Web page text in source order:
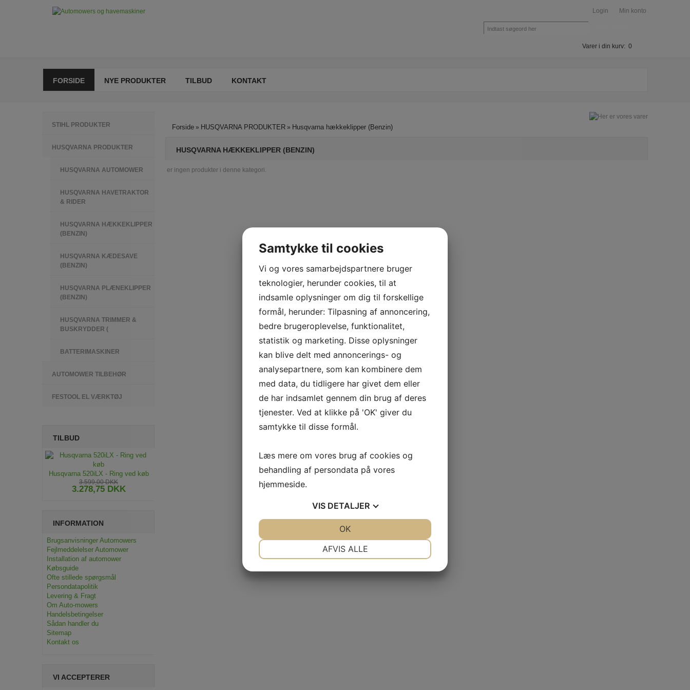
Min konto
Login
Varer i din kurv: 0
FORSIDE NYE PRODUKTER TILBUD KONTAKT
Forside » HUSQVARNA PRODUKTER » Husqvarna hækkeklipper (Benzin)
HUSQVARNA HÆKKEKLIPPER (BENZIN)
Der er ingen produkter i denne kategori.
STIHL PRODUKTER
HUSQVARNA PRODUKTER
HUSQVARNA AUTOMOWER
HUSQVARNA HAVETRAKTOR
& RIDER
HUSQVARNA HÆKKEKLIPPER
(BENZIN)
HUSQVARNA KÆDESAVE
(BENZIN)
HUSQVARNA PLÆNEKLIPPER
(BENZIN)
HUSQVARNA TRIMMER &
BUSKRYDDER (
BATTERIMASKINER
AUTOMOWER TILBEHØR
FESTOOL EL VÆRKTØJ
TILBUD
Husqvarna 520iLX - Ring ved køb
3.599,00 DKK
3.278,75 DKK
INFORMATION
Brugsanvisninger Automowers
Fejlmeddelelser Automower
Installation af automower
Købsguide
Ofte stillede spørgsmål
Persondatapolitik
Levering & Fragt
Om Auto-mowers
Handelsbetingelser
Sådan handler du
Sitemap
Kontakt os
VI ACCEPTERER
Samtykke til cookies
Vi og vores samarbejdspartnere bruger
teknologier, herunder cookies, til at
indsamle oplysninger om dig til forskellige
formål, herunder: Tilpasning af annoncering,
bedre brugeroplevelse, funktionalitet,
statistik og marketing. Disse oplysninger
kan blive delt med annoncerings- og
analysepartnere, som kan kombinere dem
med data, du tidligere har givet dem eller
de har indsamlet gennem din brug af deres
tjenester. Ved at klikke på 'OK' giver du
samtykke til disse formål.
Læs mere om vores brug af cookies og
behandling af persondata på vores
hjemmeside.
VIS DETALJER
AFVIS ALLE
OK